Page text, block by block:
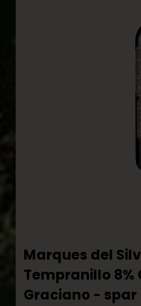
Marques del
Tempranillo 8%
Graciano - spar